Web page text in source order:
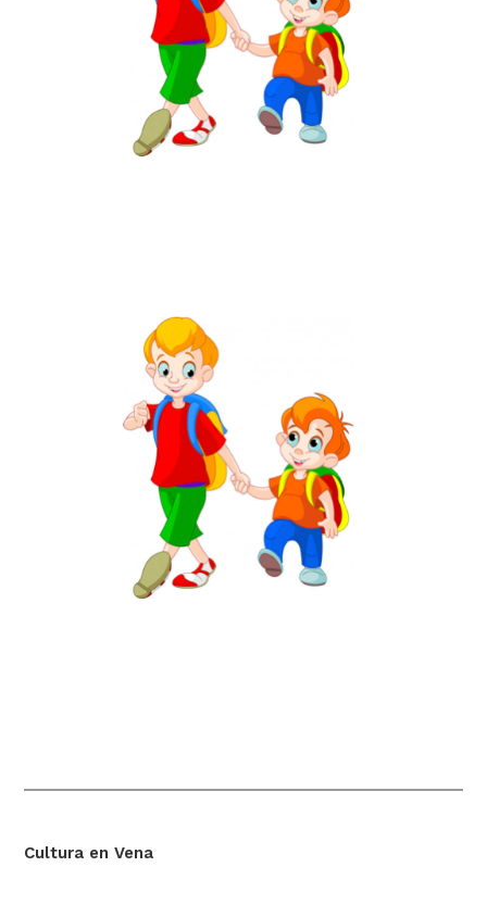
Cultura en Vena